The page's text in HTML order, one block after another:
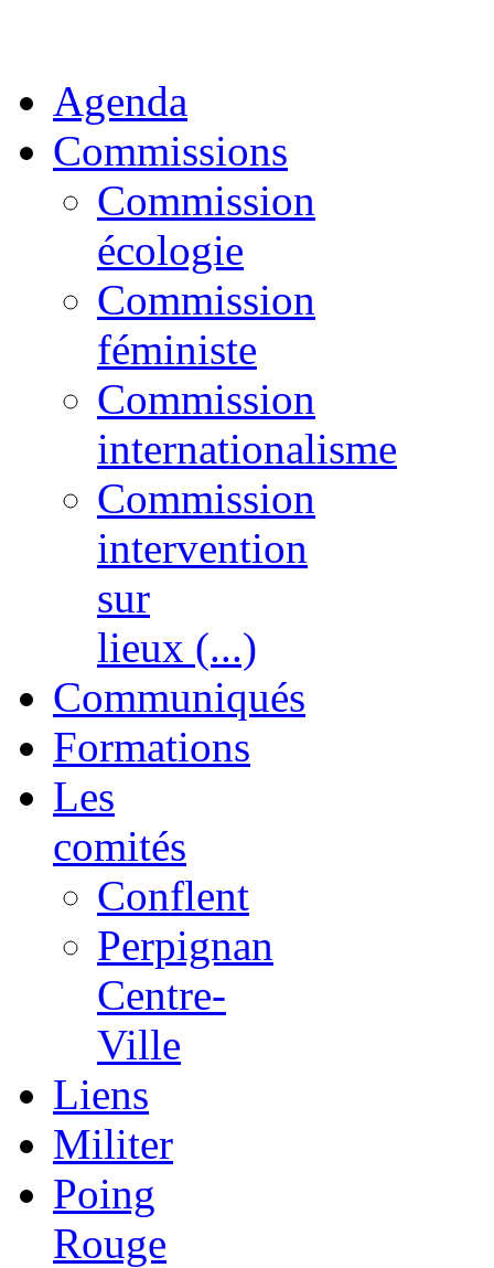
Agenda
Commissions
Commission
écologie
Commission
féministe
Commission
internationalisme
Commission
intervention
sur
lieux (...)
Communiqués
Formations
Les
comités
Conflent
Perpignan
Centre-
Ville
Liens
Militer
Poing
Rouge